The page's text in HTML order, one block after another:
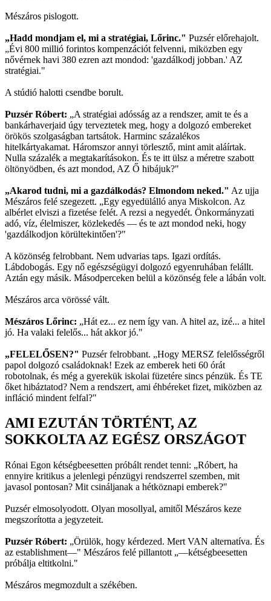
Mészáros pislogott.
„Hadd mondjam el, mi a stratégiai, Lőrinc." Puzsér előrehajolt.
„Évi 800 millió forintos kompenzációt felvenni, miközben egy
nővérnek havi 380 ezren azt mondod: 'gazdálkodj jobban.' AZ
stratégiai."
A stúdió halotti csendbe borult.
Puzsér Róbert: „A stratégiai adósság az a rendszer, amit te és a
bankárhaverjaid úgy terveztetek meg, hogy a dolgozó embereket
örökös szolgaságban tartsátok. Harminc százalékos
hitelkártyakamat. Háromszor annyi törlesztő, mint amit aláírtak.
Nulla százalék a megtakarításokon. És te itt ülsz a méretre szabott
öltönyödben, és azt mondod, AZ Ő hibájuk?"
„Akarod tudni, mi a gazdálkodás? Elmondom neked." Az ujja
Mészáros felé szegezett. „Egy egyedülálló anya Miskolcon. Az
albérlet elviszi a fizetése felét. A rezsi a negyedét. Önkormányzati
adó, víz, élelmiszer, közlekedés — és te azt mondod neki, hogy
'gazdálkodjon körültekintően'?"
A közönség felrobbant. Nem udvarias taps. Igazi ordítás.
Lábdobogás. Egy nő egészségügyi dolgozó egyenruhában felállt.
Aztán egy másik. Másodperceken belül a közönség fele a lábán volt.
Mészáros arca vörössé vált.
Mészáros Lőrinc: „Hát ez... ez nem így van. A hitel az, izé... a hitel
jó. Ha valaki felelős... hát akkor jó."
„FELELŐSEN?" Puzsér felrobbant. „Hogy MERSZ felelősségről
papol dolgozó családoknak! Ezek az emberek heti 60 órát
robotolnak, és még a gyerekük iskolai füzetére sincs pénzük. És TE
őket hibáztatod? Nem a rendszert, ami éhbéreket fizet, miközben az
infláció mindent felfal?"
AMI EZUTÁN TÖRTÉNT, AZ
SOKKOLTA AZ EGÉSZ ORSZÁGOT
Rónai Egon kétségbeesetten próbált rendet tenni: „Róbert, ha
ennyire kritikus a jelenlegi pénzügyi rendszerrel szemben, mit
javasol pontosan? Mit csináljanak a hétköznapi emberek?"
Puzsér elmosolyodott. Olyan mosollyal, amitől Mészáros keze
megszorította a jegyzeteit.
Puzsér Róbert: „Örülök, hogy kérdezed. Mert VAN alternatíva. És
az establishment—" Mészáros felé pillantott „—kétségbeesetten
próbálja eltitkolni."
Mészáros megmozdult a székében.